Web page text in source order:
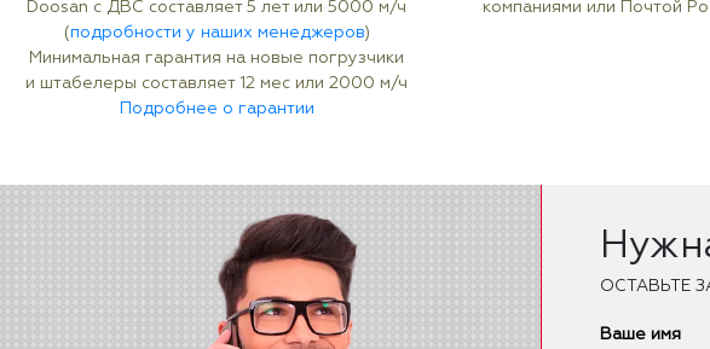
Doosan с ДВС составляет 5 лет или 5000 м/ч
(подробности у наших менеджеров)
Минимальная гарантия на новые погрузчики
и штабелеры составляет 12 мес или 2000 м/ч
Подробнее о гарантии
компаниями или Почтой
ОCТАВЬТЕ
Ваше имя